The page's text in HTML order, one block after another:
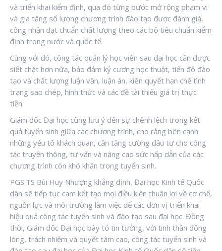
và triển khai kiểm định, qua đó từng bước mở rộng phạm vi
và gia tăng số lượng chương trình đào tạo được đánh giá,
công nhận đạt chuẩn chất lượng theo các bộ tiêu chuẩn kiểm
định trong nước và quốc tế.
Cùng với đó, công tác quản lý học viên sau đại học cần được
siết chặt hơn nữa, bảo đảm kỷ cương học thuật, tiến độ đào
tạo và chất lượng luận văn, luận án, kiên quyết hạn chế tình
trạng sao chép, hình thức và các đề tài thiếu giá trị thực
tiễn.
Giám đốc Đại học cũng lưu ý đến sự chênh lệch trong kết
quả tuyển sinh giữa các chương trình, cho rằng bên cạnh
những yếu tố khách quan, cần tăng cường đầu tư cho công
tác truyền thông, tư vấn và nâng cao sức hấp dẫn của các
chương trình còn khó khăn trong tuyển sinh.
PGS.TS Bùi Huy Nhượng khẳng định, Đại học Kinh tế Quốc
dân sẽ tiếp tục cam kết tạo mọi điều kiện thuận lợi về cơ chế,
nguồn lực và môi trường làm việc để các đơn vị triển khai
hiệu quả công tác tuyển sinh và đào tạo sau đại học. Đồng
thời, Giám đốc Đại học bày tỏ tin tưởng, với tinh thần đồng
lòng, trách nhiệm và quyết tâm cao, công tác tuyển sinh và